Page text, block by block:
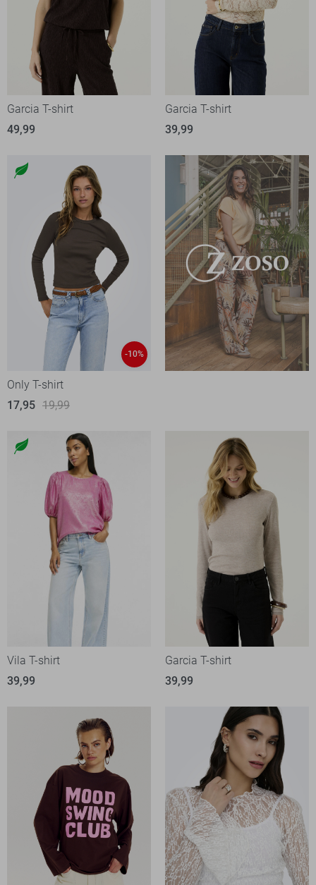
Garcia T-shirt
49,99
Garcia T-shirt
39,99
-10%
Only T-shirt
17,95 19,99
Vila T-shirt
39,99
Garcia T-shirt
39,99